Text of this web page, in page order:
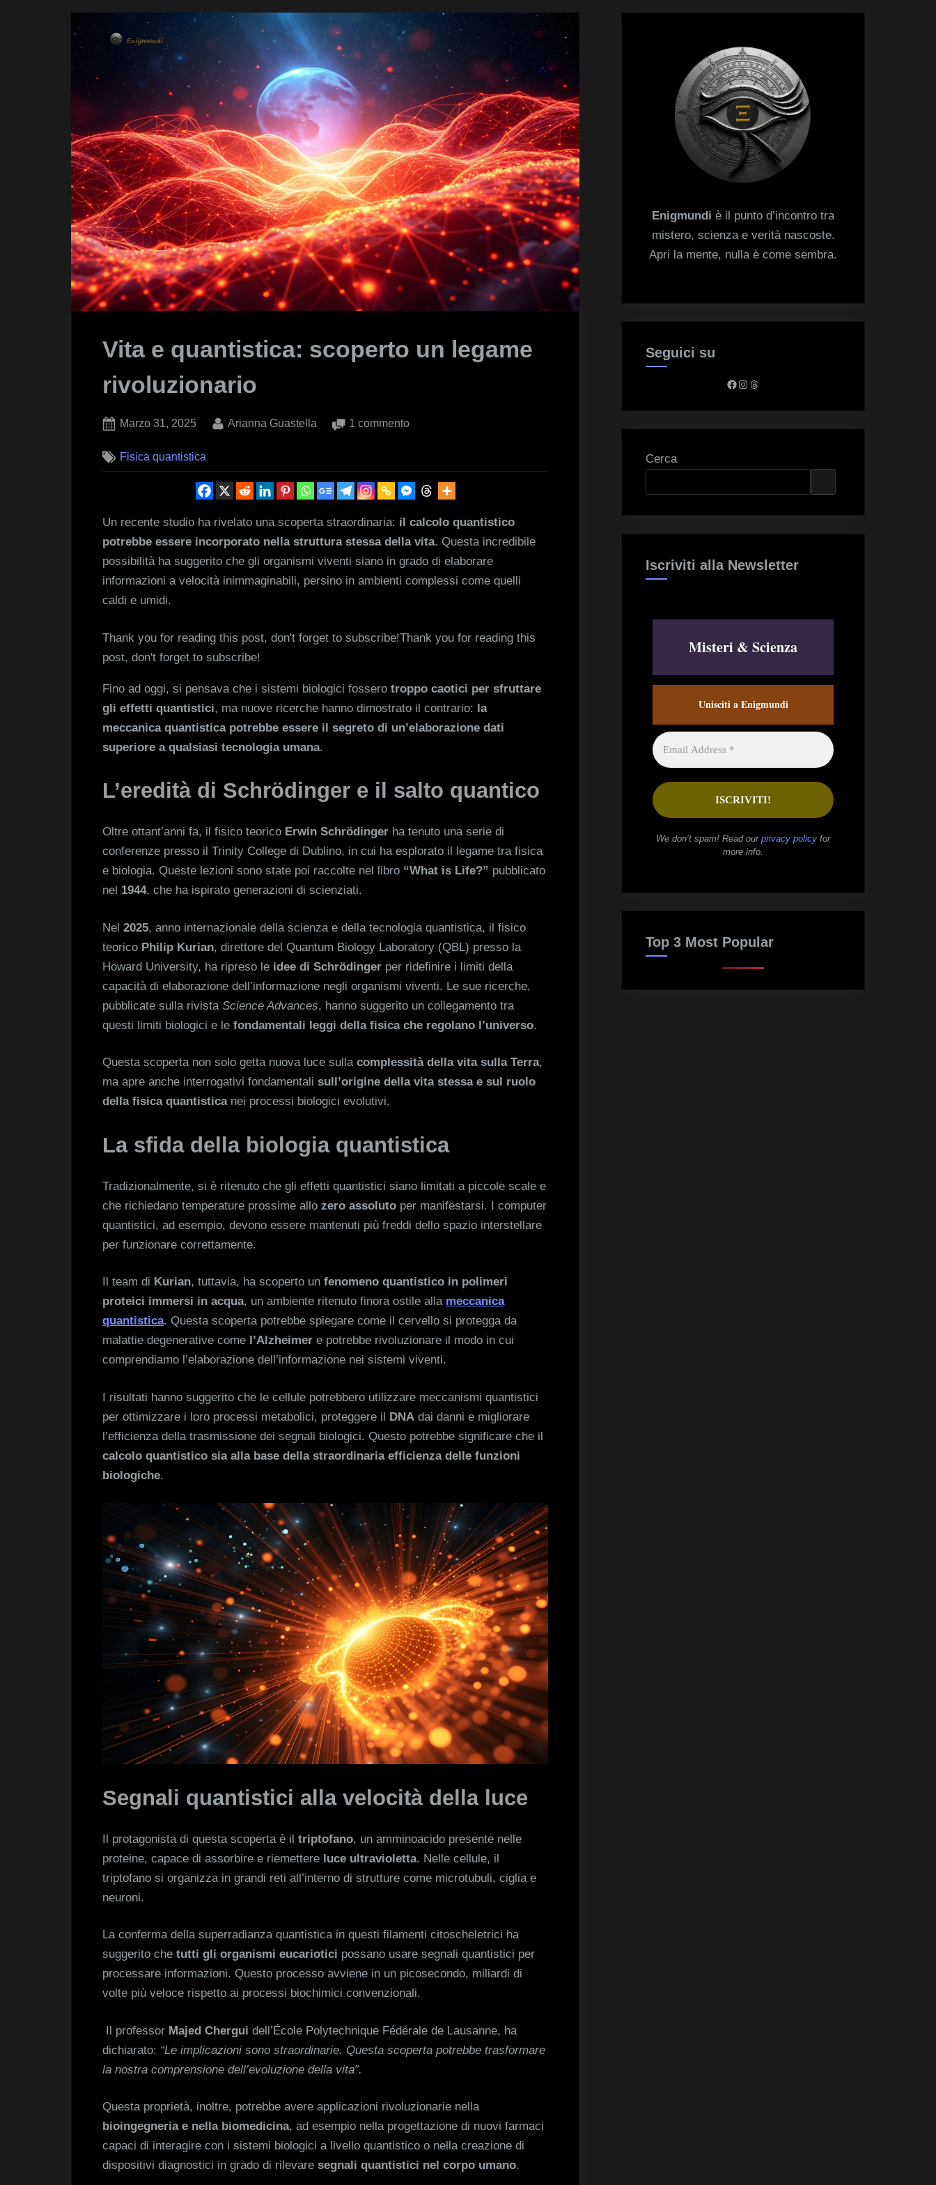
Vita e quantistica: scoperto un legame
rivoluzionario
Posted
Marzo 31, 2025 By
Arianna Guastella 1 commentosu
scoperto
legame
rivoluzionario
Fisica quantistica
Un recente studio ha rivelato una scoperta straordinaria: il calcolo quantistico
potrebbe essere incorporato nella struttura stessa della vita. Questa incredibile
possibilità ha suggerito che gli organismi viventi siano in grado di elaborare
informazioni a velocità inimmaginabili, persino in ambienti complessi come quelli
caldi e umidi.
Thank you for reading this post, don't forget to subscribe!Thank you for reading this
post, don't forget to subscribe!
Fino ad oggi, si pensava che i sistemi biologici fossero troppo caotici per sfruttare
gli effetti quantistici, ma nuove ricerche hanno dimostrato il contrario: la
meccanica quantistica potrebbe essere il segreto di un’elaborazione dati
superiore a qualsiasi tecnologia umana.
L’eredità di Schrödinger e il salto quantico
Oltre ottant’anni fa, il fisico teorico Erwin Schrödinger ha tenuto una serie di
conferenze presso il Trinity College di Dublino, in cui ha esplorato il legame tra fisica
e biologia. Queste lezioni sono state poi raccolte nel libro “What is Life?” pubblicato
nel 1944, che ha ispirato generazioni di scienziati.
Nel 2025, anno internazionale della scienza e della tecnologia quantistica, il fisico
teorico Philip Kurian, direttore del Quantum Biology Laboratory (QBL) presso la
Howard University, ha ripreso le idee di Schrödinger per ridefinire i limiti della
capacità di elaborazione dell’informazione negli organismi viventi. Le sue ricerche,
pubblicate sulla rivista Science Advances, hanno suggerito un collegamento tra
questi limiti biologici e le fondamentali leggi della fisica che regolano l’universo.
Questa scoperta non solo getta nuova luce sulla complessità della vita sulla Terra,
ma apre anche interrogativi fondamentali sull’origine della vita stessa e sul ruolo
della fisica quantisticanei processi biologici evolutivi.
La sfida della biologia quantistica
Tradizionalmente, si è ritenuto che gli effetti quantistici siano limitati a piccole scale e
che richiedano temperature prossime allo zero assoluto per manifestarsi. I computer
quantistici, ad esempio, devono essere mantenuti più freddi dello spazio interstellare
per funzionare correttamente.
Il team di Kurian, tuttavia, ha scoperto un fenomeno quantistico in polimeri
proteici immersi in acqua, un ambiente ritenuto finora ostile alla meccanica
quantistica. Questa scoperta potrebbe spiegare come il cervello si protegga da
malattie degenerative come l’Alzheimer e potrebbe rivoluzionare il modo in cui
comprendiamo l’elaborazione dell’informazione nei sistemi viventi.
I risultati hanno suggerito che le cellule potrebbero utilizzare meccanismi quantistici
per ottimizzare i loro processi metabolici, proteggere il DNA dai danni e migliorare
l’efficienza della trasmissione dei segnali biologici. Questo potrebbe significare che il
calcolo quantistico sia alla base della straordinaria efficienza delle funzioni
biologiche.
Segnali quantistici alla velocità della luce
Il protagonista di questa scoperta è il triptofano, un amminoacido presente nelle
proteine, capace di assorbire e riemettere luce ultravioletta. Nelle cellule, il
triptofano si organizza in grandi reti all’interno di strutture come microtubuli, ciglia e
neuroni.
La conferma della superradianza quantistica in questi filamenti citoscheletrici ha
suggerito che tutti gli organismi eucariotici possano usare segnali quantistici per
processare informazioni. Questo processo avviene in un picosecondo, miliardi di
volte più veloce rispetto ai processi biochimici convenzionali.
Il professor Majed Chergui dell’École Polytechnique Fédérale de Lausanne, ha
dichiarato: “Le implicazioni sono straordinarie. Questa scoperta potrebbe trasformare
la nostra comprensione dell’evoluzione della vita”.
Questa proprietà, inoltre, potrebbe avere applicazioni rivoluzionarie nella
bioingegneria e nella biomedicina, ad esempio nella progettazione di nuovi farmaci
capaci di interagire con i sistemi biologici a livello quantistico o nella creazione di
dispositivi diagnostici in grado di rilevare segnali quantistici nel corpo umano.
Enigmundi è il punto d’incontro tra
mistero, scienza e verità nascoste.
Apri la mente, nulla è come sembra.
Seguici su
Facebook
Instagram
Threads
Cerca
Iscriviti alla Newsletter
Misteri & Scienza
Unisciti a Enigmundi
We don’t spam! Read our privacy policy for
more info.
Top 3 Most Popular